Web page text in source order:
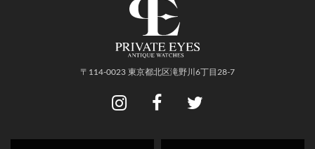
〒114-0023 東京都北区滝野川6丁目28-7